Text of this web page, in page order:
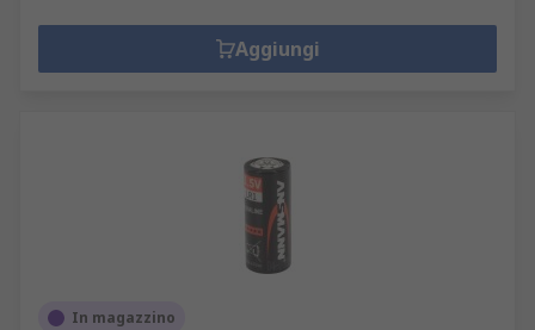
Aggiungi
In magazzino